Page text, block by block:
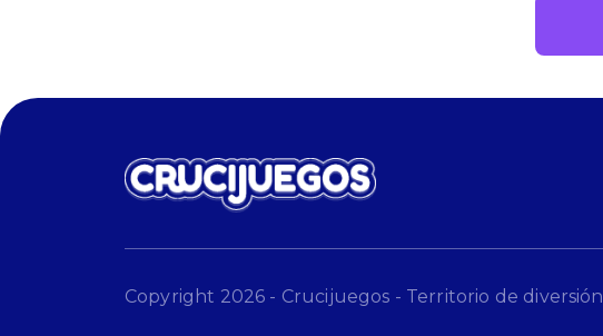
Copyright 2026 - Crucijuegos - Territorio de diversión